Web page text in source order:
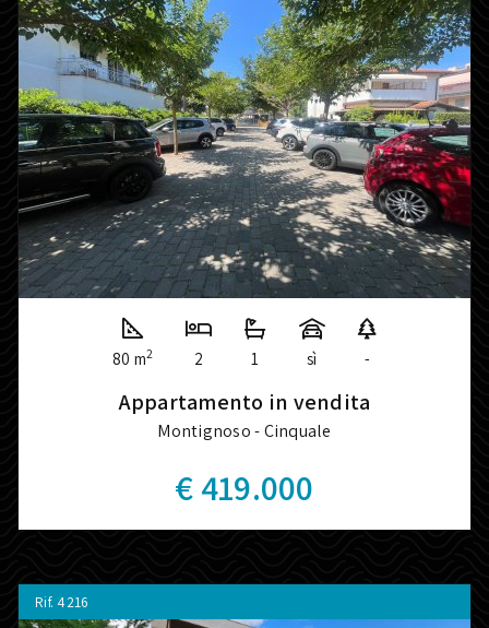
80 m2 2 1 sì -
Appartamento in vendita
Montignoso - Cinquale
€ 419.000
Rif. 4216